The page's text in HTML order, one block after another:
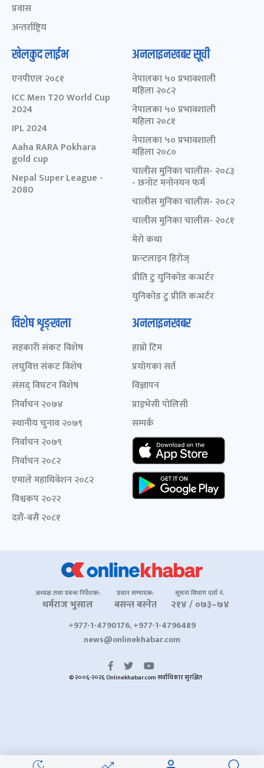
प्रवास
अन्तर्राष्ट्रिय
खेलकुद लाईभ
एनपीएल २०८१
ICC Men T20 World Cup
2024
IPL 2024
Aaha RARA Pokhara
gold cup
Nepal Super League -
2080
अनलाइनखबर सूची
नेपालका ५० प्रभावशाली
महिला २०८२
नेपालका ५० प्रभावशाली
महिला २०८१
नेपालका ५० प्रभावशाली
महिला २०८०
चालीस मुनिका चालीस- २०८३
- छनोट मनोनयन फर्म
चालीस मुनिका चालीस- २०८२
चालीस मुनिका चालीस- २०८१
मेरो कथा
फ्रन्टलाइन हिरोज्
प्रीति टु युनिकोड कन्भर्टर
युनिकोड टु प्रीति कन्भर्टर
विशेष शृङ्खला
सहकारी संकट विशेष
लघुवित्त संकट विशेष
संसद् विघटन विशेष
निर्वाचन २०७४
स्थानीय चुनाव २०७९
निर्वाचन २०७९
निर्वाचन २०८२
एमाले महाधिवेशन २०८२
विश्वकप २०२२
दशैं-बसैं २०८१
अनलाइनखबर
हाम्रो टिम
प्रयोगका सर्त
विज्ञापन
प्राइभेसी पोलिसी
सम्पर्क
अध्यक्ष तथा प्रबन्ध निर्देशक:
धर्मराज भुसाल
प्रधान सम्पादक:
बसन्त बस्नेत
सूचना विभाग दर्ता नं.
२१४ / ०७३–७४
+977-1-4790176, +977-1-4796489
news@onlinekhabar.com
© २००६-२०२६ Onlinekhabar.com सर्वाधिकार सुरक्षित